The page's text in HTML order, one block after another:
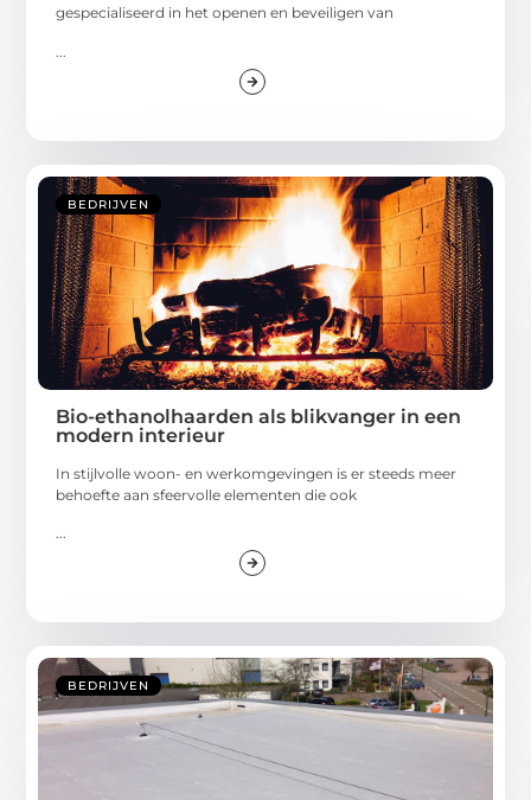
gespecialiseerd in het openen en beveiligen van
BEDRIJVEN
Bio-ethanolhaarden als blikvanger in een
modern interieur
In stijlvolle woon- en werkomgevingen is er steeds meer
behoefte aan sfeervolle elementen die ook
...
BEDRIJVEN